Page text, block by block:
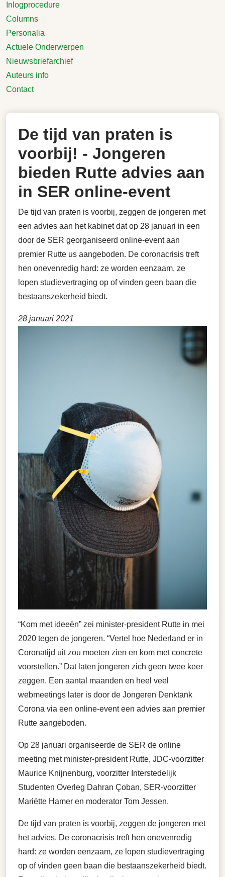
Inlogprocedure
Columns
Personalia
Actuele Onderwerpen
Nieuwsbriefarchief
Auteurs info
Contact
De tijd van praten is
voorbij! - Jongeren
bieden Rutte advies aan
in SER online-event
De tijd van praten is voorbij, zeggen de jongeren met
een advies aan het kabinet dat op 28 januari in een
door de SER georganiseerd online-event aan
premier Rutte us aangeboden. De coronacrisis treft
hen onevenredig hard: ze worden eenzaam, ze
lopen studievertraging op of vinden geen baan die
bestaanszekerheid biedt.
28 januari 2021
“Kom met ideeën” zei minister-president Rutte in mei
2020 tegen de jongeren. “Vertel hoe Nederland er in
Coronatijd uit zou moeten zien en kom met concrete
voorstellen.” Dat laten jongeren zich geen twee keer
zeggen. Een aantal maanden en heel veel
webmeetings later is door de Jongeren Denktank
Corona via een online-event een advies aan premier
Rutte aangeboden.
Op 28 januari organiseerde de SER de online
meeting met minister-president Rutte, JDC-voorzitter
Maurice Knijnenburg, voorzitter Interstedelijk
Studenten Overleg Dahran Çoban, SER-voorzitter
Mariëtte Hamer en moderator Tom Jessen.
De tijd van praten is voorbij, zeggen de jongeren met
het advies. De coronacrisis treft hen onevenredig
hard: ze worden eenzaam, ze lopen studievertraging
op of vinden geen baan die bestaanszekerheid biedt.